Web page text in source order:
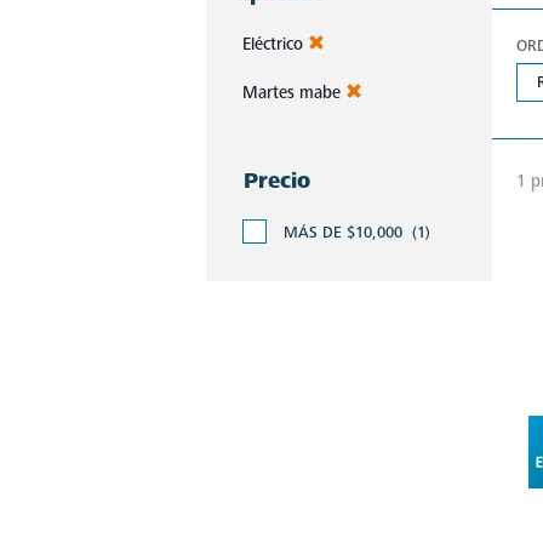
Eléctrico
Martes mabe
Precio
MÁS DE $10,000 (1)
1